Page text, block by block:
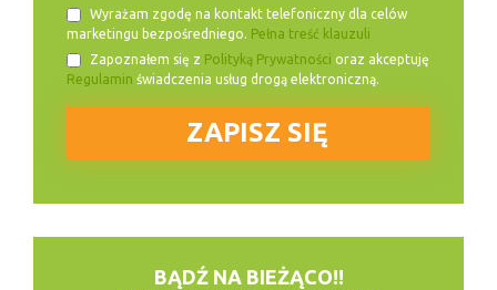
Wyrażam zgodę na kontakt telefoniczny dla celów
marketingu bezpośredniego. Pełna treść klauzuli
Zapoznałem się z Polityką Prywatności oraz akceptuję
Regulamin świadczenia usług drogą elektroniczną.
BĄDŹ NA BIEŻĄCO!!